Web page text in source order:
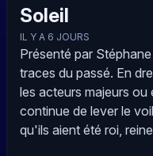
Soleil
IL Y A 6 JOURS
Présenté par
traces du passé. En
les acteurs majeurs ou
continue de lever le
qu'ils aient été roi,